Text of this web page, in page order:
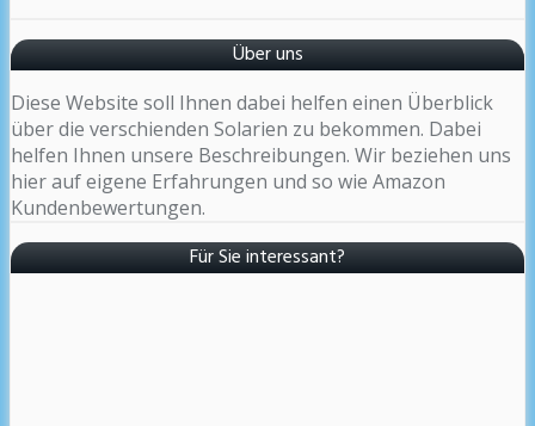
Über uns
Diese Website soll Ihnen dabei helfen einen Überblick
über die verschienden Solarien zu bekommen. Dabei
helfen Ihnen unsere Beschreibungen. Wir beziehen uns
hier auf eigene Erfahrungen und so wie Amazon
Kundenbewertungen.
Für Sie interessant?